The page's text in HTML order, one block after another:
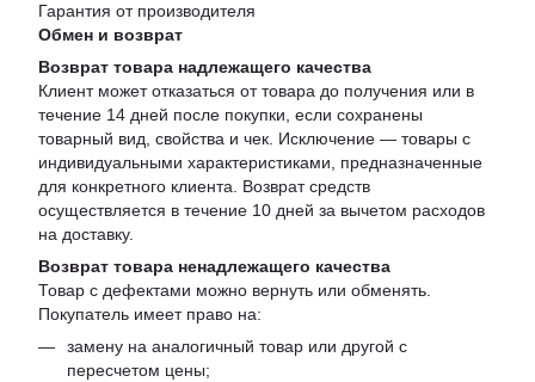
Гарантия от производителя
Обмен и возврат
Возврат товара надлежащего качества
Клиент может отказаться от товара до получения или в
течение 14 дней после покупки, если сохранены
товарный вид, свойства и чек. Исключение — товары с
индивидуальными характеристиками, предназначенные
для конкретного клиента. Возврат средств
осуществляется в течение 10 дней за вычетом расходов
на доставку.
Возврат товара ненадлежащего качества
Товар с дефектами можно вернуть или обменять.
Покупатель имеет право на:
замену на аналогичный товар или другой с
пересчетом цены;